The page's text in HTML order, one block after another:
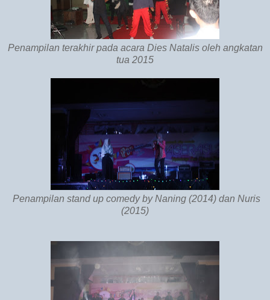
Penampilan terakhir pada acara Dies Natalis oleh angkatan
tua 2015
Penampilan stand up comedy by Naning (2014) dan Nuris
(2015)